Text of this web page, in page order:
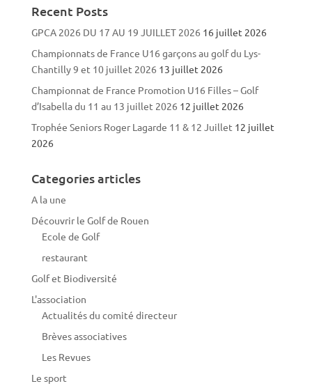
Recent Posts
GPCA 2026 DU 17 AU 19 JUILLET 2026 16 juillet 2026
Championnats de France U16 garçons au golf du Lys-
Chantilly 9 et 10 juillet 2026 13 juillet 2026
Championnat de France Promotion U16 Filles – Golf
d’Isabella du 11 au 13 juillet 2026 12 juillet 2026
Trophée Seniors Roger Lagarde 11 & 12 Juillet 12 juillet
2026
Categories articles
A la une
Découvrir le Golf de Rouen
Ecole de Golf
restaurant
Golf et Biodiversité
L'association
Actualités du comité directeur
Brèves associatives
Les Revues
Le sport